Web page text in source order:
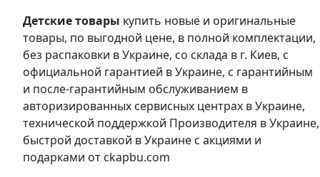
Детские товары купить новые и оригинальные
товары, по выгодной цене, в полной комплектации,
без распаковки в Украине, со склада в г. Киев, с
официальной гарантией в Украине, с гарантийным
и после-гарантийным обслуживанием в
авторизированных сервисных центрах в Украине,
технической поддержкой Производителя в Украине,
быстрой доставкой в Украине с акциями и
подарками от ckapbu.com